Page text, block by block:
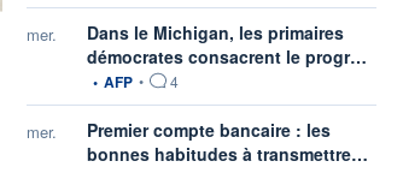
mer.
Dans le Michigan, les primaires
démocrates consacrent le progr…
• AFP • 4
mer.
Premier compte bancaire : les
bonnes habitudes à transmettre…